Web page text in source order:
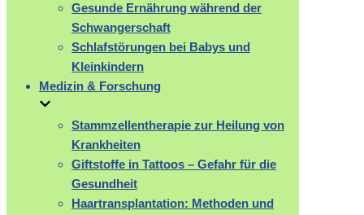
Gesunde Ernährung während der
Schwangerschaft
Schlafstörungen bei Babys und
Kleinkindern
Medizin & Forschung
Stammzellentherapie zur Heilung von
Krankheiten
Giftstoffe in Tattoos – Gefahr für die
Gesundheit
Haartransplantation: Methoden und